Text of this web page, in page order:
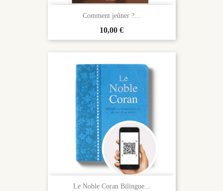
Comment jeûner ?...
Prix
10,00 €
Le Noble Coran Bilingue...